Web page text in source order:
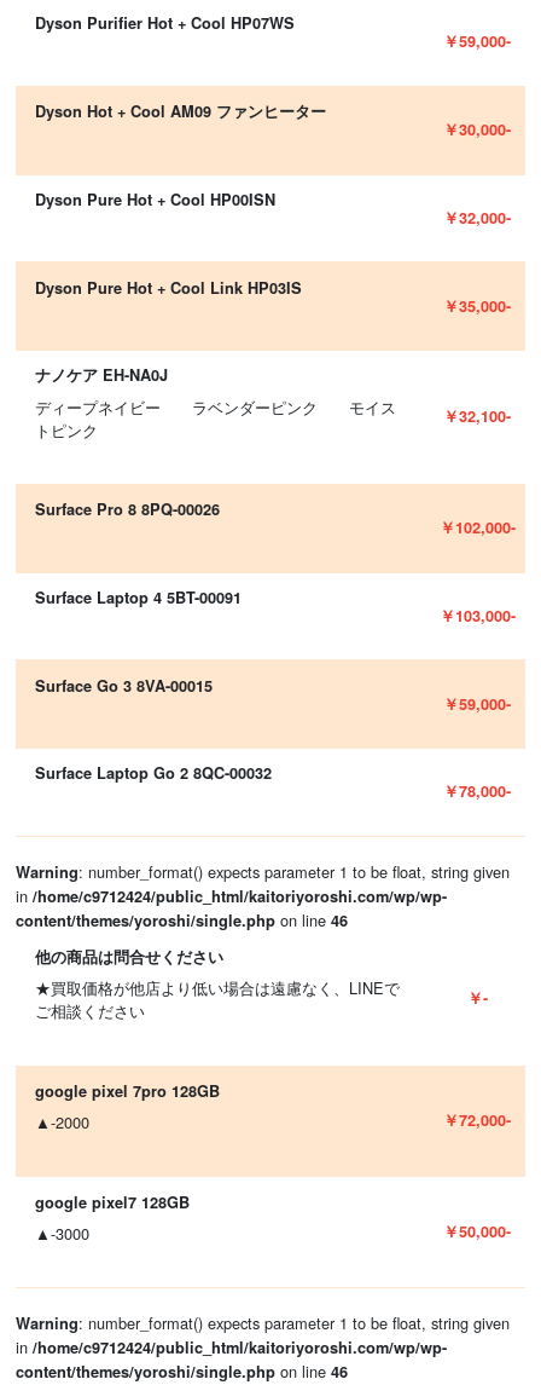
Dyson Purifier Hot + Cool HP07WS
￥59,000-
Dyson Hot + Cool AM09 ファンヒーター
￥30,000-
Dyson Pure Hot + Cool HP00ISN
￥32,000-
Dyson Pure Hot + Cool Link HP03IS
￥35,000-
ナノケア EH-NA0J
ディープネイビー ラベンダーピンク モイス
トピンク
￥32,100-
Surface Pro 8 8PQ-00026
￥102,000-
Surface Laptop 4 5BT-00091
￥103,000-
Surface Go 3 8VA-00015
￥59,000-
Surface Laptop Go 2 8QC-00032
￥78,000-
Warning: number_format() expects parameter 1 to be float, string given
in /home/c9712424/public_html/kaitoriyoroshi.com/wp/wp-
content/themes/yoroshi/single.phpon line 46
他の商品は問合せください
★買取価格が他店より低い場合は遠慮なく、LINEで
ご相談ください
￥-
google pixel 7pro 128GB
▲-2000 ￥72,000-
google pixel7 128GB
▲-3000 ￥50,000-
Warning: number_format() expects parameter 1 to be float, string given
in /home/c9712424/public_html/kaitoriyoroshi.com/wp/wp-
content/themes/yoroshi/single.phpon line 46